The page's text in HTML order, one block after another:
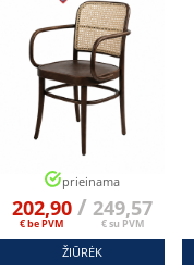
prieinama
202,90
€ be PVM
/ 249,57
€ su PVM
ŽIŪRĖK